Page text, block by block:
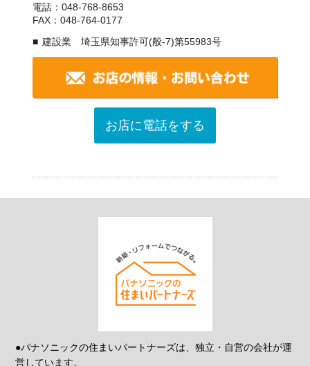
電話：048-768-8653
FAX：048-764-0177
建設業 埼玉県知事許可(般-7)第55983号
お店に電話をする
●パナソニックの住まいパートナーズは、独立・自営の会社が運
営しています。